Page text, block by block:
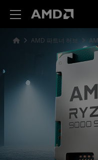
AMD 파트너 허브